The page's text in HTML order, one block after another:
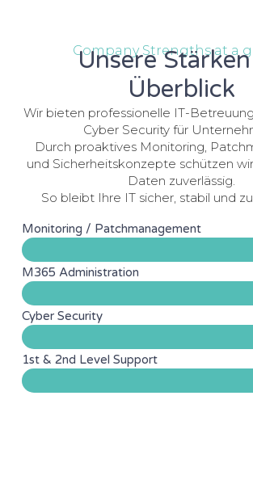
Company Strengths at a
Unsere
Überblick
Wir bieten professionelle IT-
Cyber Security für
Durch proaktives Monitoring,
und Sicherheitskonzepte schützen
Daten zuverlässig.
So bleibt Ihre IT sicher, stabil und
Monitoring / Patchmanagement
M365 Administration
Cyber Security
1st & 2nd Level Support